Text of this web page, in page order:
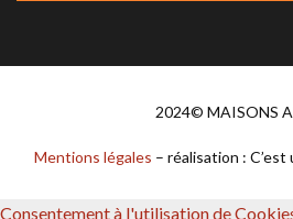
2024© MAISONS
Mentions légales – réalisation : C’est
Consentement à l'utilisation de